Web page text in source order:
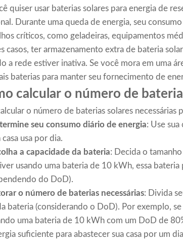
quiser usar baterias solares para energia de
Durante uma queda de energia, seu
críticos, como geladeiras, equipamentos
casos, ter armazenamento extra de bateria
a rede estiver inativa. Se você mora em uma
baterias para manter seu fornecimento de
calcular o número de
o número de baterias solares necessárias
seu consumo diário de energia: Use
casa usa por dia.
a capacidade da bateria: Decida o
usando uma bateria de 10 kWh, essa
do DoD).
o número de baterias necessárias: Divida
bateria (considerando o DoD). Por exemplo,
uma bateria de 10 kWh com um DoD de
suficiente para abastecer sua casa por um